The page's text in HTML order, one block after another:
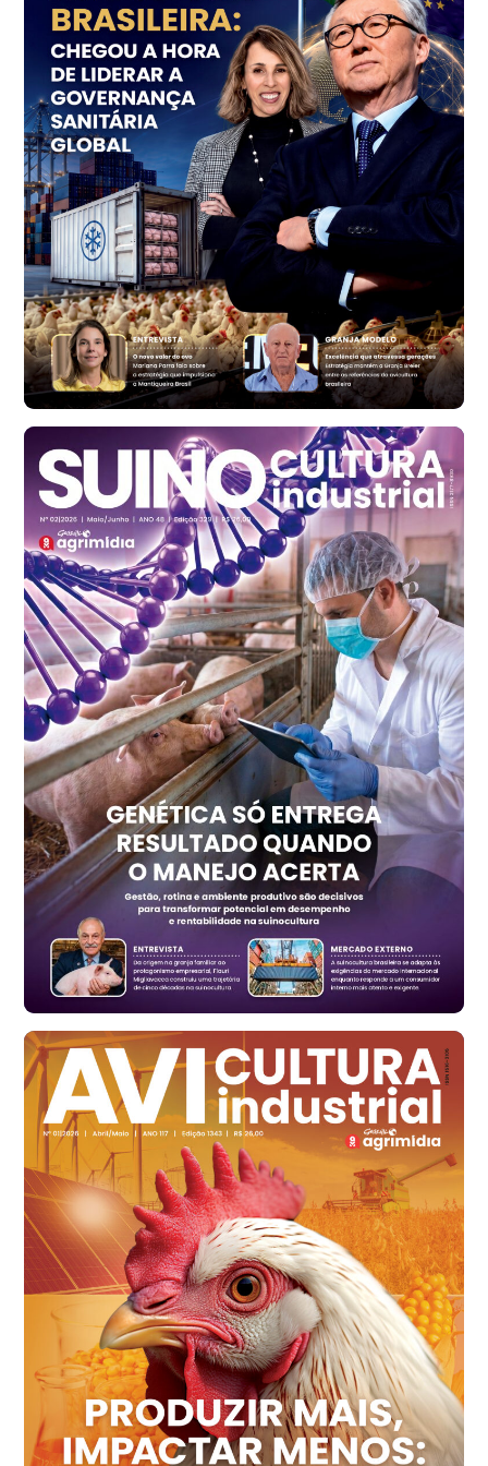
Ovo Vermelho - Regional
Vermelho
R$ 156,33
cx
Ovo Branco - Regional
Bastos (SP)
R$ 134,40
cx
Ovo Vermelho - Regional
Bastos (SP)
R$ 146,71
cx
Frango - Indicador
SP
R$ 7,13
kg
Frango - Indicador
SP
R$ 7,15
kg
Trigo Atacado - Regional
PR
R$ 1.417,12
t
Trigo Atacado - Regional
RS
R$ 1.325,22
t
Ovo Vermelho - Regional
Vermelho
R$ 168,86
Ovo Branco - Regional
Santa Maria do Jetibá (ES)
R$ 139,62
cx
Ovo Branco - Regional
Recife (PE)
R$ 144,92
Ovo Vermelho - Regional
Recife (PE)
R$ 154,89